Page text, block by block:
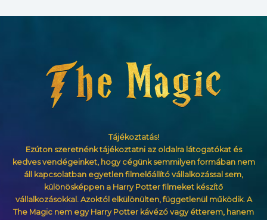
Tájékoztatás!
Ezúton szeretnénk tájékoztatni az oldalra látogatókat és
kedves vendégeinket, hogy cégünk semmilyen formában nem
áll kapcsolatban egyetlen filmelőállító vállalkozással sem,
különösképpen a Harry Potter filmeket készítő
vállalkozásokkal. Azoktól elkülönülten, függetlenül működik. A
The Magic nem egy Harry Potter kávézó vagy étterem, hanem